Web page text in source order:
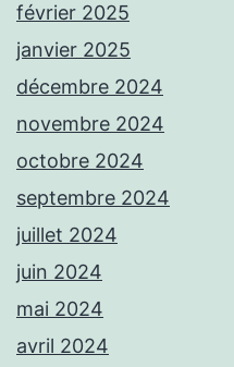
février 2025
janvier 2025
décembre 2024
novembre 2024
octobre 2024
septembre 2024
juillet 2024
juin 2024
mai 2024
avril 2024